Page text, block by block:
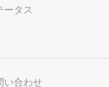
ータス
い合わせ